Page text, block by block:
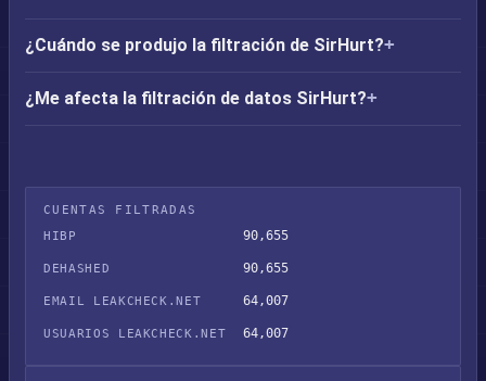
¿Cuándo se produjo la filtración de SirHurt?
¿Me afecta la filtración de datos SirHurt?
CUENTAS FILTRADAS
HIBP
90,655
DEHASHED 90,655
EMAIL LEAKCHECK.NET 64,007
USUARIOS LEAKCHECK.NET 64,007